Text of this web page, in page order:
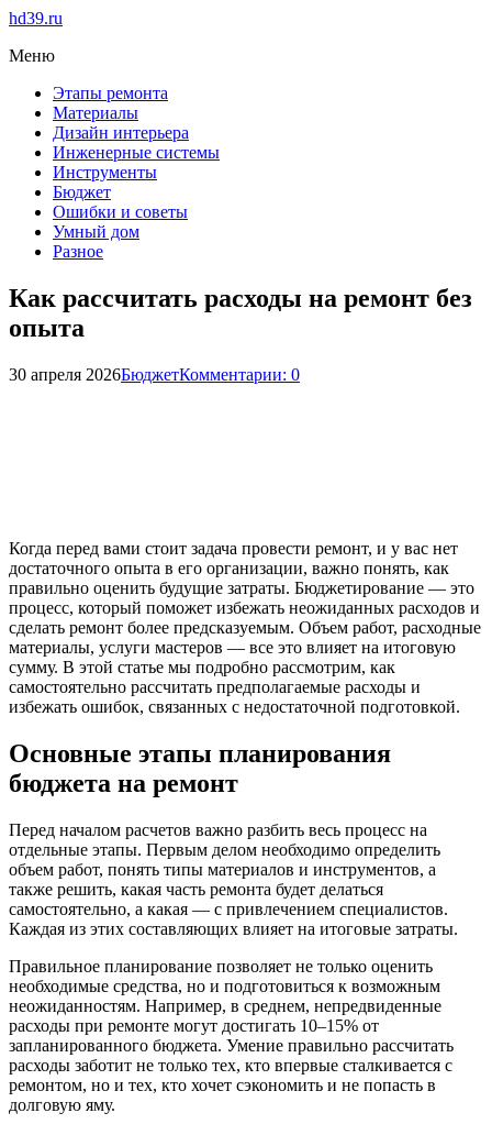
hd39.ru
Меню
Этапы ремонта
Материалы
Дизайн интерьера
Инженерные системы
Инструменты
Бюджет
Ошибки и советы
Умный дом
Разное
Как рассчитать расходы на ремонт без
опыта
30 апреля 2026БюджетКомментарии: 0
Когда перед вами стоит задача провести ремонт, и у вас нет
достаточного опыта в его организации, важно понять, как
правильно оценить будущие затраты. Бюджетирование — это
процесс, который поможет избежать неожиданных расходов и
сделать ремонт более предсказуемым. Объем работ, расходные
материалы, услуги мастеров — все это влияет на итоговую
сумму. В этой статье мы подробно рассмотрим, как
самостоятельно рассчитать предполагаемые расходы и
избежать ошибок, связанных с недостаточной подготовкой.
Основные этапы планирования
бюджета на ремонт
Перед началом расчетов важно разбить весь процесс на
отдельные этапы. Первым делом необходимо определить
объем работ, понять типы материалов и инструментов, а
также решить, какая часть ремонта будет делаться
самостоятельно, а какая — с привлечением специалистов.
Каждая из этих составляющих влияет на итоговые затраты.
Правильное планирование позволяет не только оценить
необходимые средства, но и подготовиться к возможным
неожиданностям. Например, в среднем, непредвиденные
расходы при ремонте могут достигать 10–15% от
запланированного бюджета. Умение правильно рассчитать
расходы заботит не только тех, кто впервые сталкивается с
ремонтом, но и тех, кто хочет сэкономить и не попасть в
долговую яму.